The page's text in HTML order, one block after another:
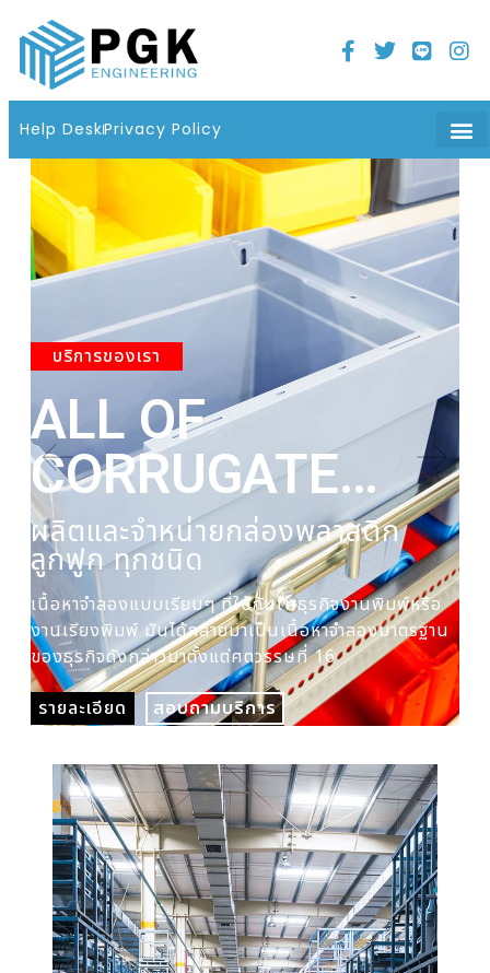
Help DeskPrivacy Policy
Home
21 มิถุนายน 2022
บริการของเรา
ALL OF
CORRUGATE
PLASTIC BOX
ผลิตและจำหน่ายกล่องพลาสติก
ลูกฟูก ทุกชนิด
เนื้อหาจำลองแบบเรียบๆ ที่ใช้กันในธุรกิจงานพิมพ์หรือ
งานเรียงพิมพ์ มันได้กลายมาเป็นเนื้อหาจำลองมาตรฐาน
ของธุรกิจดังกล่าวมาตั้งแต่ศตวรรษที่ 16
รายละเอียด
สอบถามบริการ